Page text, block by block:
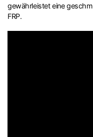
gewährleistet eine
FRP.